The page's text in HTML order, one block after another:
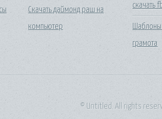
Скачать даймонд раш на
компьютер
скачать
грамота
© Untitled. All rights